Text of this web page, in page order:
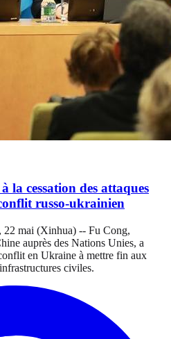
la cessation des attaques
russo-ukrainien
mai (Xinhua) -- Fu Cong,
auprès des Nations Unies, a
en Ukraine à mettre fin aux
civiles.